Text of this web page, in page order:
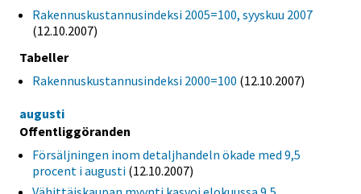
Rakennuskustannusindeksi 2005=100, syyskuu 2007
(12.10.2007)
Tabeller
Rakennuskustannusindeksi 2000=100 (12.10.2007)
augusti
Offentliggöranden
Försäljningen inom detaljhandeln ökade med 9,5
procent i augusti (12.10.2007)